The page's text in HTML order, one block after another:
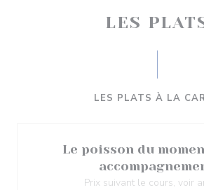
LES
LES PLATS À LA
Le poisson du
Prix suivant le cours, voir